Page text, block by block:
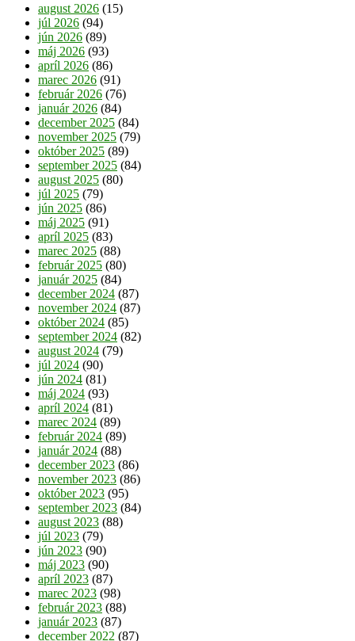
august 2026 (15)
júl 2026 (94)
jún 2026 (89)
máj 2026 (93)
apríl 2026 (86)
marec 2026 (91)
február 2026 (76)
január 2026 (84)
december 2025 (84)
november 2025 (79)
október 2025 (89)
september 2025 (84)
august 2025 (80)
júl 2025 (79)
jún 2025 (86)
máj 2025 (91)
apríl 2025 (83)
marec 2025 (88)
február 2025 (80)
január 2025 (84)
december 2024 (87)
november 2024 (87)
október 2024 (85)
september 2024 (82)
august 2024 (79)
júl 2024 (90)
jún 2024 (81)
máj 2024 (93)
apríl 2024 (81)
marec 2024 (89)
február 2024 (89)
január 2024 (88)
december 2023 (86)
november 2023 (86)
október 2023 (95)
september 2023 (84)
august 2023 (88)
júl 2023 (79)
jún 2023 (90)
máj 2023 (90)
apríl 2023 (87)
marec 2023 (98)
február 2023 (88)
január 2023 (87)
december 2022 (87)